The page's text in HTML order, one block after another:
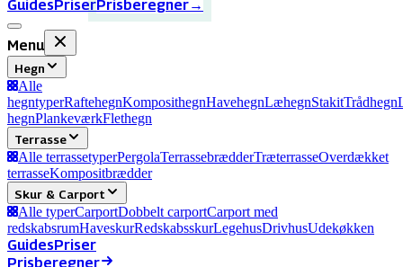
GuidesPriserPrisberegner→
Menu
Hegn
Alle
hegntyperRaftehegnKomposithegnHavehegnLæhegnStakitTrådhegn
hegnPlankeværkFlethegn
Terrasse
Alle terrassetyperPergolaTerrassebrædderTræterrasseOverdækket
terrasseKompositbrædder
Skur & Carport
Alle typerCarportDobbelt carportCarport med
redskabsrumHaveskurRedskabsskurLegehusDrivhusUdekøkken
GuidesPriser
Prisberegner